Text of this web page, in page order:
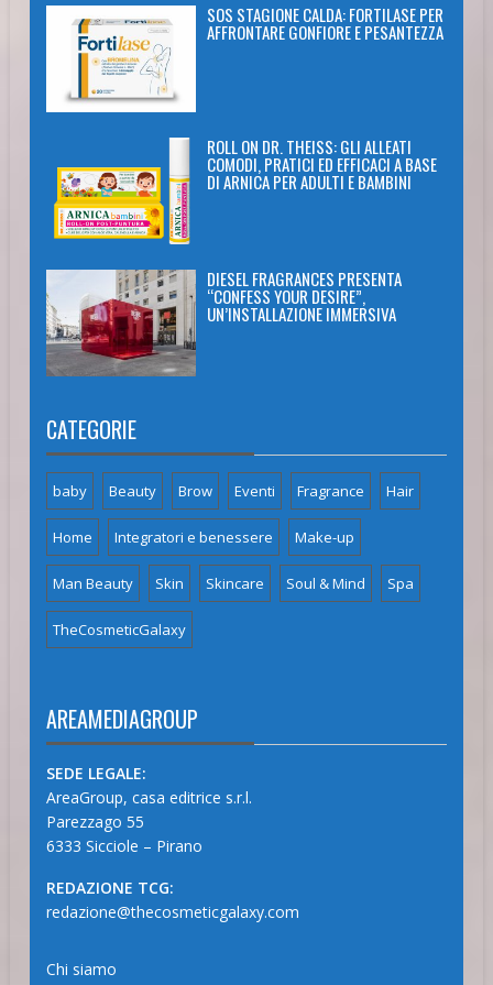
SOS STAGIONE CALDA: FORTILASE PER
AFFRONTARE GONFIORE E PESANTEZZA
ROLL ON DR. THEISS: GLI ALLEATI
COMODI, PRATICI ED EFFICACI A BASE
DI ARNICA PER ADULTI E BAMBINI
DIESEL FRAGRANCES PRESENTA
“CONFESS YOUR DESIRE”,
UN’INSTALLAZIONE IMMERSIVA
CATEGORIE
baby Beauty Brow Eventi Fragrance Hair
Home Integratori e benessere Make-up
Man Beauty Skin Skincare Soul & Mind Spa
TheCosmeticGalaxy
AREAMEDIAGROUP
SEDE LEGALE:
AreaGroup, casa editrice s.r.l.
Parezzago 55
6333 Sicciole – Pirano
REDAZIONE TCG:
redazione@thecosmeticgalaxy.com
Chi siamo